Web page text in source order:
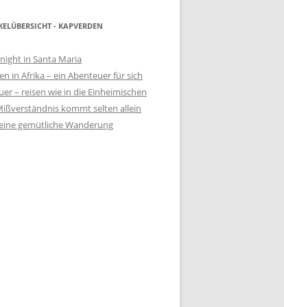
- KAPVERDEN
in Santa Maria
in Afrika – ein Abenteuer für sich
– reisen wie in die Einheimischen
kommt selten allein
gemütliche Wanderung